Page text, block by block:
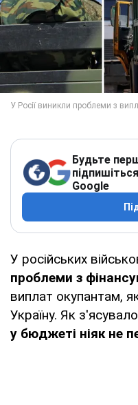
Будьте
Google
У російських
проблеми з
виплат окупантам,
Україну. Як
у бюджеті ніяк не